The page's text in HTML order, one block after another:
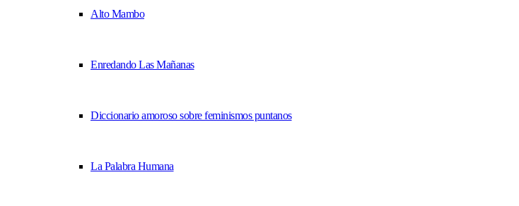
Alto Mambo
Enredando Las Mañanas
Diccionario amoroso sobre feminismos puntanos
La Palabra Humana